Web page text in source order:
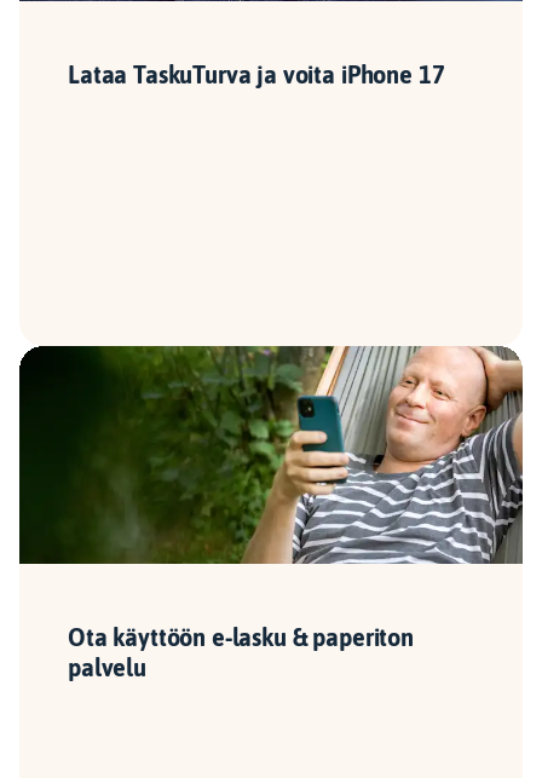
Lataa TaskuTurva ja voita iPhone 17
Ota käyttöön e-lasku & paperiton
palvelu